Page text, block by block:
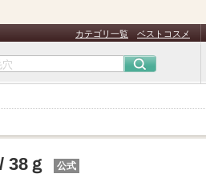
カテゴリ一覧 ベストコスメ
/ 38ｇ 公式